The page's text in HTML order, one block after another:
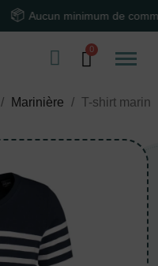
Aucun minimum de commande
Marinière
T-shirt marin